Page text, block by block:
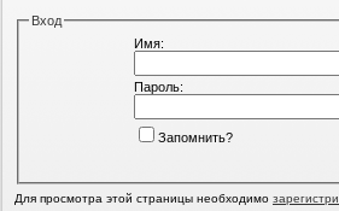
Вход
Имя:
Пароль:
Запомнить?
Для просмотра этой страницы необходимо